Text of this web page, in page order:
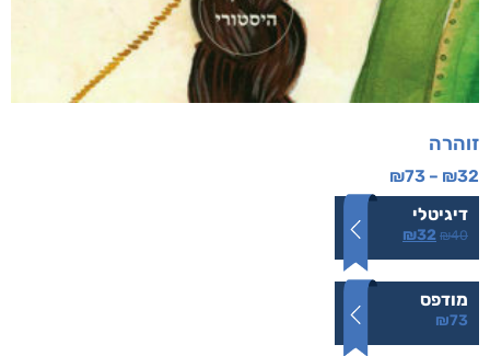
זוהרה
₪32
–
₪73
דיגיטלי
₪40
₪32
מודפס
₪73